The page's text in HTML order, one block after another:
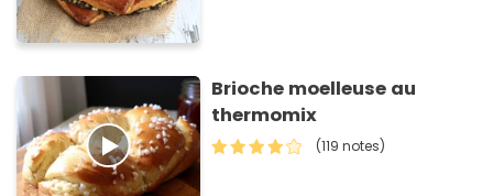
Brioche moelleuse au
thermomix
(119 notes)